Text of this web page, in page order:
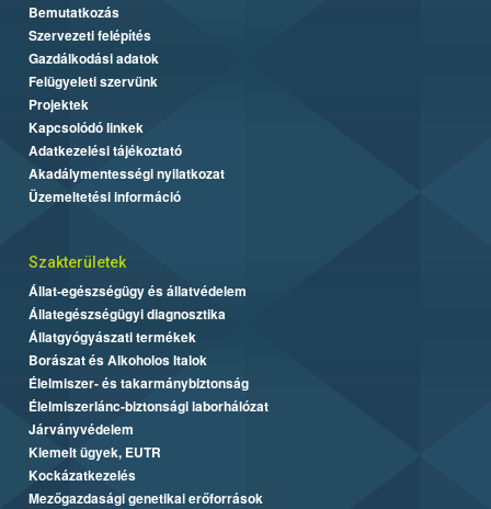
Bemutatkozás
Szervezeti felépítés
Gazdálkodási adatok
Felügyeleti szervünk
Projektek
Kapcsolódó linkek
Adatkezelési tájékoztató
Akadálymentességi nyilatkozat
Üzemeltetési információ
Szakterületek
Állat-egészségügy és állatvédelem
Állategészségügyi diagnosztika
Állatgyógyászati termékek
Borászat és Alkoholos Italok
Élelmiszer- és takarmánybiztonság
Élelmiszerlánc-biztonsági laborhálózat
Járványvédelem
Kiemelt ügyek, EUTR
Kockázatkezelés
Mezőgazdasági genetikai erőforrások